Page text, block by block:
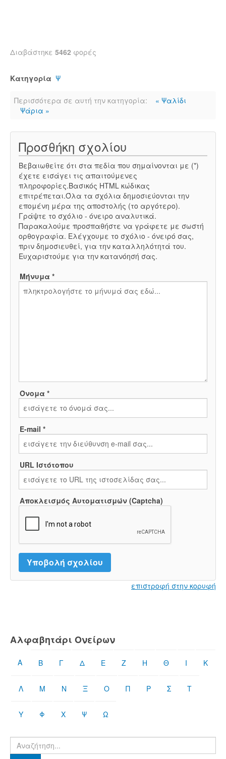
Διαβάστηκε 5462 φορές
Κατηγορία Ψ
Περισσότερα σε αυτή την κατηγορία:
« Ψαλίδι
Ψάρια »
Προσθήκη σχολίου
Βεβαιωθείτε ότι στα πεδία που σημαίνονται με (*)
έχετε εισάγει τις απαιτούμενες
πληροφορίες.Βασικός HTML κώδικας
επιτρέπεται.Όλα τα σχόλια δημοσιεύονται την
επομένη μέρα της αποστολής (το αργότερο).
Γράψτε το σχόλιο - όνειρο αναλυτικά.
Παρακαλούμε προσπαθήστε να γράφετε με σωστή
ορθογραφία. Ελέγχουμε το σχόλιο - όνειρό σας,
πριν δημοσιευθεί, για την καταλληλότητά του.
Ευχαριστούμε για την κατανόησή σας.
Μήνυμα *
Όνομα *
E-mail *
URL Ιστότοπου
Αποκλεισμός Αυτοματισμών (Captcha)
επιστροφή στην κορυφή
Αλφαβητάρι Ονείρων
Α Β Γ Δ Ε Ζ Η Θ Ι Κ
Λ Μ Ν Ξ Ο Π Ρ Σ Τ
Υ Φ Χ Ψ Ω
Βρες